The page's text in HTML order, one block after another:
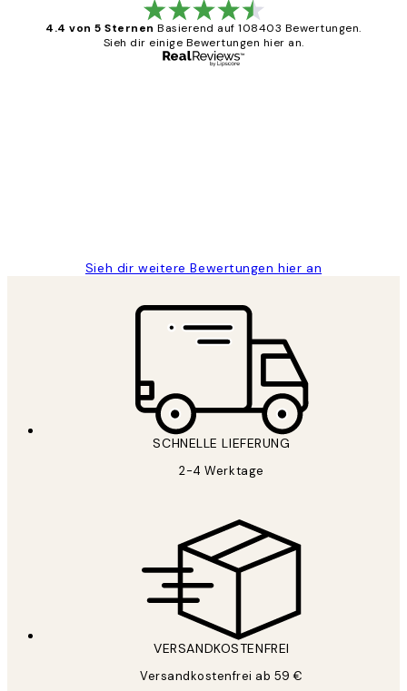
4.4 von 5 Sternen Basierend auf 108403 Bewertungen.
Sieh dir einige Bewertungen hier an.
Sieh dir weitere Bewertungen hier an
SCHNELLE LIEFERUNG
2-4 Werktage
VERSANDKOSTENFREI
Versandkostenfrei ab 59 €